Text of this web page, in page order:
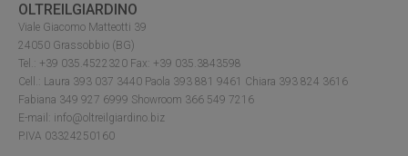
OLTREILGIARDINO
Viale Giacomo Matteotti 39
24050 Grassobbio (BG)
Tel.: +39 035.4522320 Fax: +39 035.3843598
Cell.: Laura 393 037 3440 Paola 393 881 9461 Chiara 393 824 3616
Fabiana 349 927 6999 Showroom 366 549 7216
E-mail: info@oltreilgiardino.biz
P.IVA 03324250160